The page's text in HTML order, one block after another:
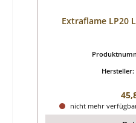
Extraflame LP20
Hersteller:
nicht mehr